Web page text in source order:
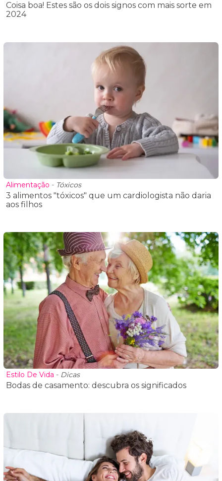
Coisa boa! Estes são os dois signos com mais sorte em
2024
Alimentação - Tóxicos
3 alimentos "tóxicos" que um cardiologista não daria
aos filhos
Estilo De Vida - Dicas
Bodas de casamento: descubra os significados